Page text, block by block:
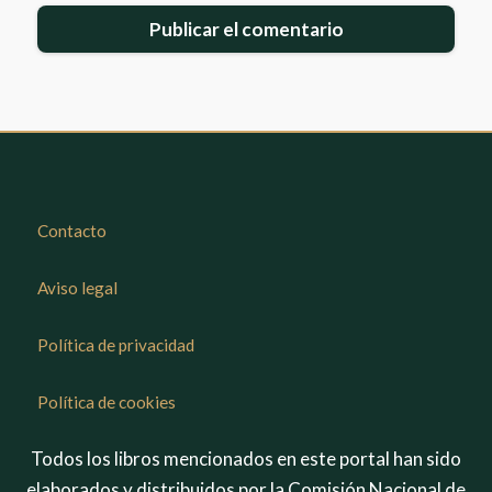
Contacto
Aviso legal
Política de privacidad
Política de cookies
Todos los libros mencionados en este portal han sido